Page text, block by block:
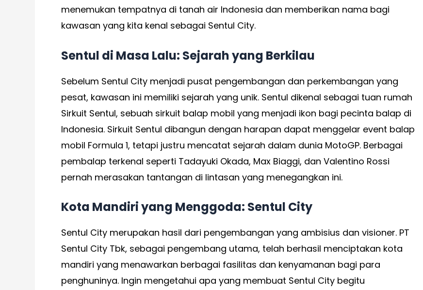
menemukan tempatnya di tanah air Indonesia dan memberikan nama bagi
kawasan yang kita kenal sebagai Sentul City.
Sentul di Masa Lalu: Sejarah yang Berkilau
Sebelum Sentul City menjadi pusat pengembangan dan perkembangan yang
pesat, kawasan ini memiliki sejarah yang unik. Sentul dikenal sebagai tuan rumah
Sirkuit Sentul, sebuah sirkuit balap mobil yang menjadi ikon bagi pecinta balap di
Indonesia. Sirkuit Sentul dibangun dengan harapan dapat menggelar event balap
mobil Formula 1, tetapi justru mencatat sejarah dalam dunia MotoGP. Berbagai
pembalap terkenal seperti Tadayuki Okada, Max Biaggi, dan Valentino Rossi
pernah merasakan tantangan di lintasan yang menegangkan ini.
Kota Mandiri yang Menggoda: Sentul City
Sentul City merupakan hasil dari pengembangan yang ambisius dan visioner. PT
Sentul City Tbk, sebagai pengembang utama, telah berhasil menciptakan kota
mandiri yang menawarkan berbagai fasilitas dan kenyamanan bagi para
penghuninya. Ingin mengetahui apa yang membuat Sentul City begitu